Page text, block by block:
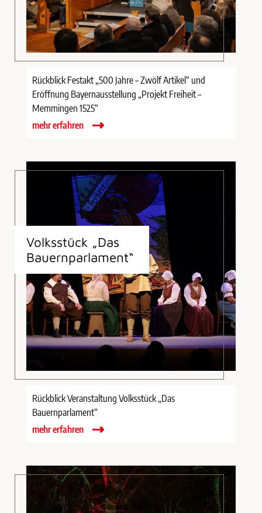
Rückblick Festakt „500 Jahre – Zwölf Artikel“ und
Eröffnung Bayernausstellung „Projekt Freiheit –
Memmingen 1525“
mehr erfahren
Volksstück „Das
Bauernparlament“
Rückblick Veranstaltung Volksstück „Das
Bauernparlament“
mehr erfahren